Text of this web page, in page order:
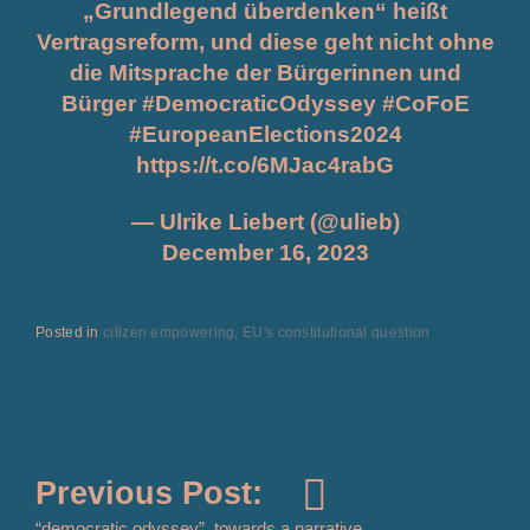
,
2
0
2
„Grundlegend überdenken“ heißt
Vertragsreform, und diese geht nicht ohne
die Mitsprache der Bürgerinnen und
Bürger #DemocraticOdyssey #CoFoE
#EuropeanElections2024
https://t.co/6MJac4rabG
— Ulrike Liebert (@ulieb)
December 16, 2023
Posted in citizen empowering EU's constitutional question
Navigazione
Previous Post: